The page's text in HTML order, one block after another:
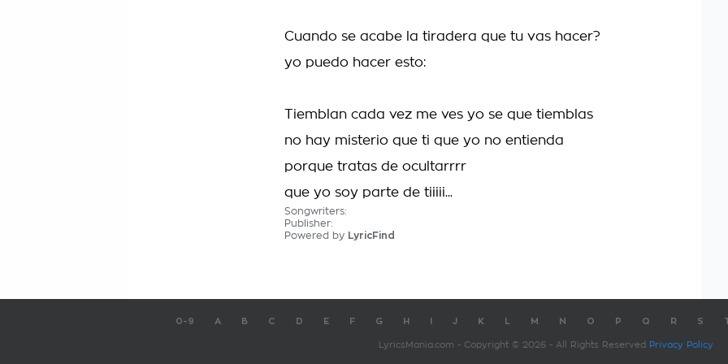
Cuando se acabe la tiradera que tu vas hacer?
yo puedo hacer esto:
Tiemblan cada vez me ves yo se que tiemblas
no hay misterio que ti que yo no entienda
porque tratas de ocultarrrr
que yo soy parte de tiiiii...
Songwriters:
Publisher:
Powered by LyricFind
0-9 A B C D E F G H J K M N O P Q R S
LyricsMania.com - Copyright © 2026 - All Rights Reserved Privacy Policy